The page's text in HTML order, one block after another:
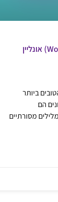
6 האתרים הטובים לוורד (Word) אונליין
ביותר
הם
מסורתיים